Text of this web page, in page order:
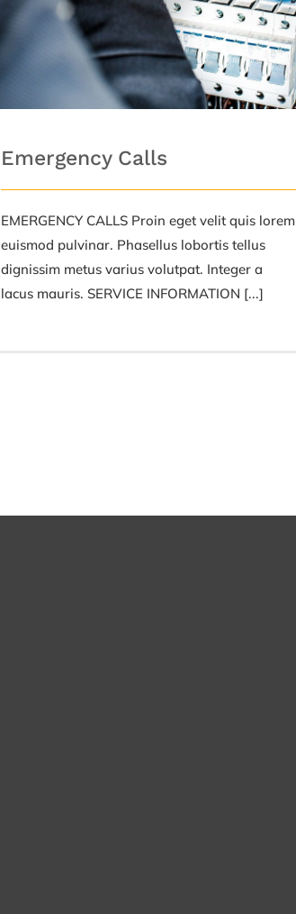
Emergency Calls
EMERGENCY CALLS Proin eget velit quis lorem
euismod pulvinar. Phasellus lobortis tellus
dignissim metus varius volutpat. Integer a
lacus mauris. SERVICE INFORMATION [...]